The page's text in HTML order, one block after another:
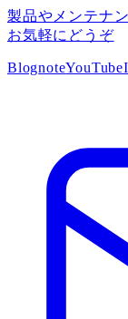
製品やメンテナ
お気軽にどうぞ
BlognoteYouTube